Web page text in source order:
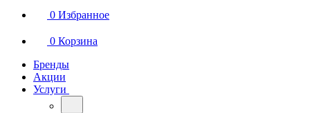
0 Избранное
0 Корзина
Бренды
Акции
Услуги